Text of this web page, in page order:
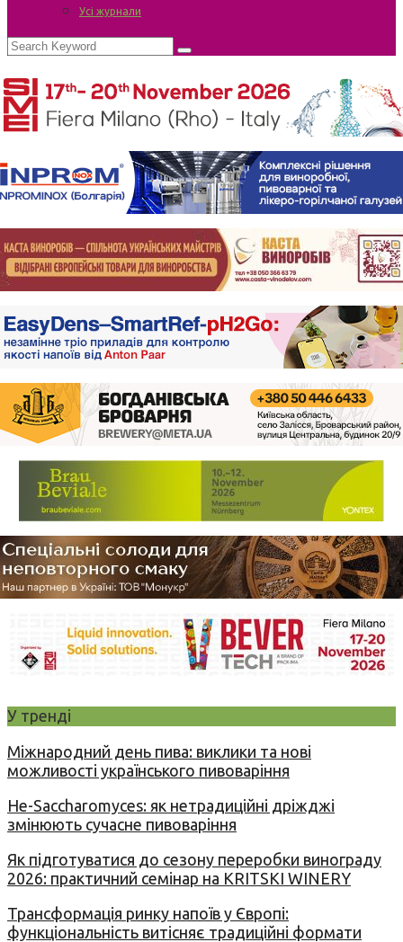
Усі журнали
У тренді
Міжнародний день пива: виклики та нові
можливості українського пивоваріння
Не-Saccharomyces: як нетрадиційні дріжджі
змінюють сучасне пивоваріння
Як підготуватися до сезону переробки винограду
2026: практичний семінар на KRITSKI WINERY
Трансформація ринку напоїв у Європі:
функціональність витісняє традиційні формати